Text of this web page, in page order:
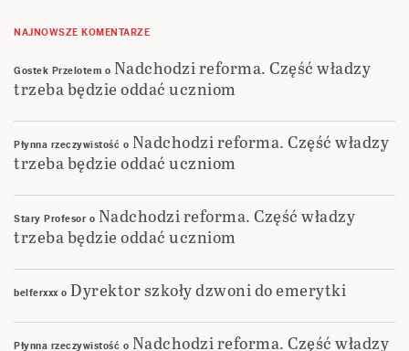
NAJNOWSZE KOMENTARZE
Gostek Przelotem o Nadchodzi reforma. Część władzy
trzeba będzie oddać uczniom
Płynna rzeczywistość o Nadchodzi reforma. Część władzy
trzeba będzie oddać uczniom
Stary Profesor o Nadchodzi reforma. Część władzy
trzeba będzie oddać uczniom
belferxxxo Dyrektor szkoły dzwoni do emerytki
Płynna rzeczywistość o Nadchodzi reforma. Część władzy